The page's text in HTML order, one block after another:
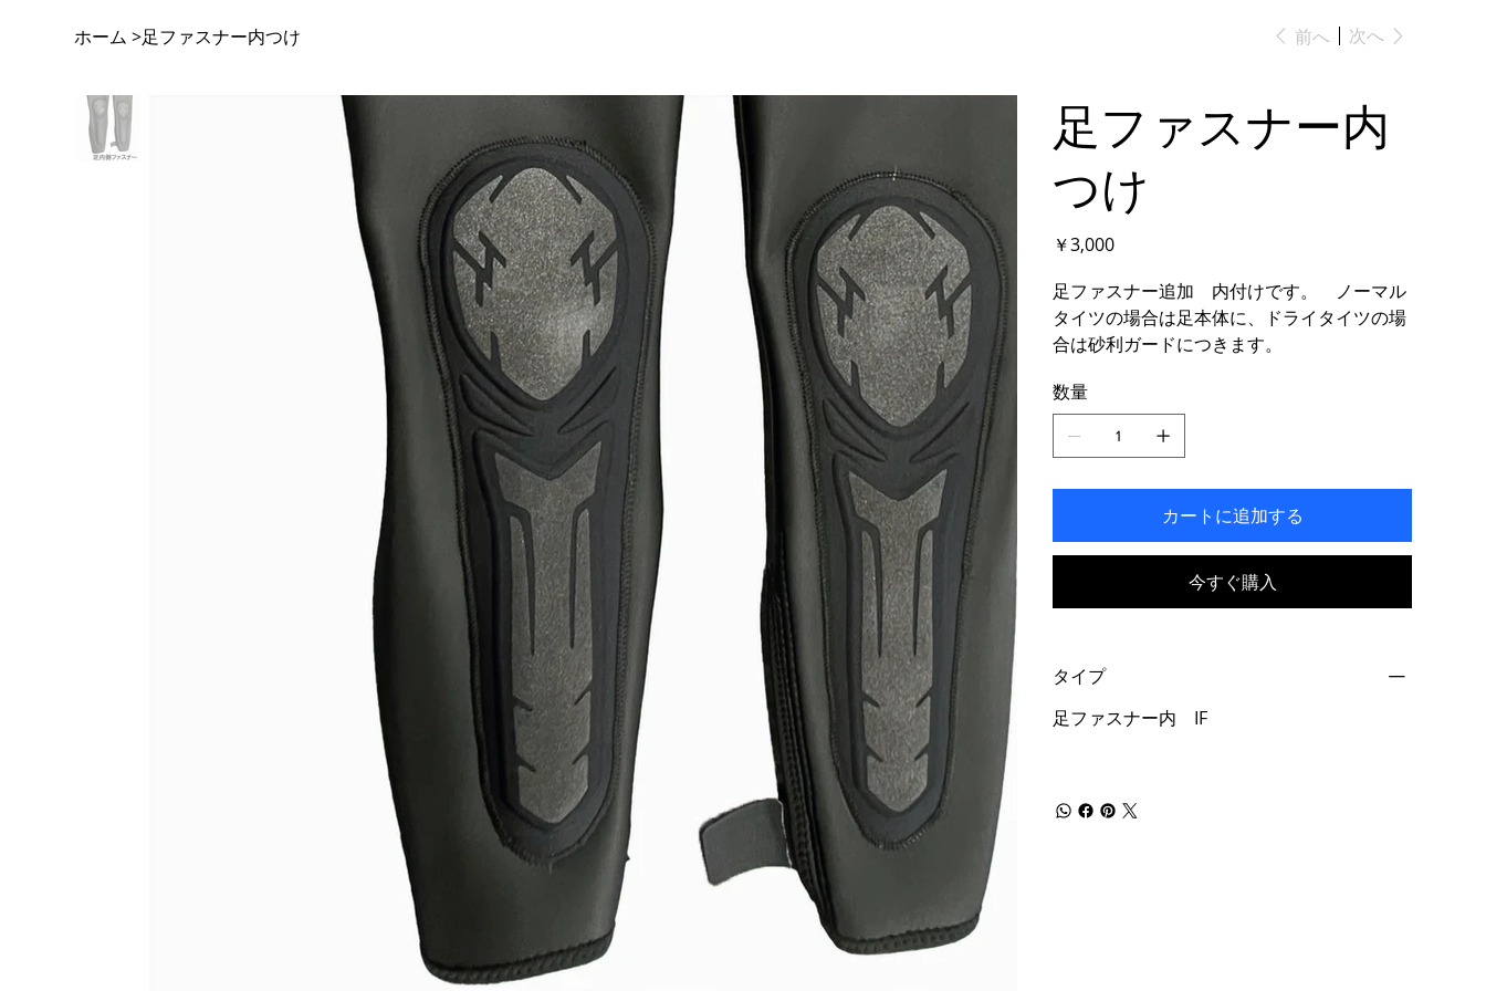
ホーム >足ファスナー内つけ 前へ 次へ
足ファスナー内
つけ
価
格
￥3,000
足ファスナー追加 内付けです。 ノーマル
タイツの場合は足本体に、ドライタイツの場
合は砂利ガードにつきます。
数量
カートに追加する
今すぐ購入
タイプ
足ファスナー内 IF